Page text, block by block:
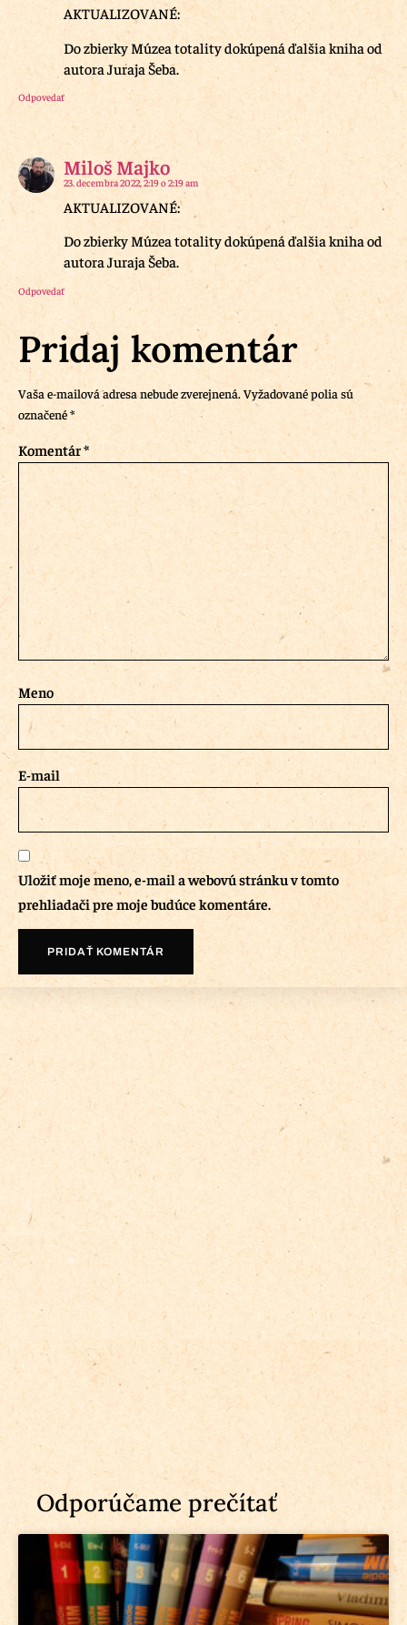
AKTUALIZOVANÉ:
Do zbierky Múzea totality dokúpená ďalšia kniha od
autora Juraja Šeba.
Odpovedať
Miloš Majko
23. decembra 2022, 2:19 o 2:19 am
AKTUALIZOVANÉ:
Do zbierky Múzea totality dokúpená ďalšia kniha od
autora Juraja Šeba.
Odpovedať
Pridaj komentár
Vaša e-mailová adresa nebude zverejnená.Vyžadované polia sú
označené*
Komentár*
Meno
E-mail
Uložiť moje meno, e-mail a webovú stránku v tomto
prehliadači pre moje budúce komentáre.
Odporúčame prečítať